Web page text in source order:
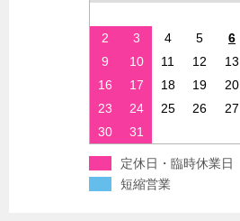
2
3 4 5 6
9
10 11 12 13
16
17 18 19 20
23
24 25 26 27
30
31
定休日・臨時休業日
短縮営業